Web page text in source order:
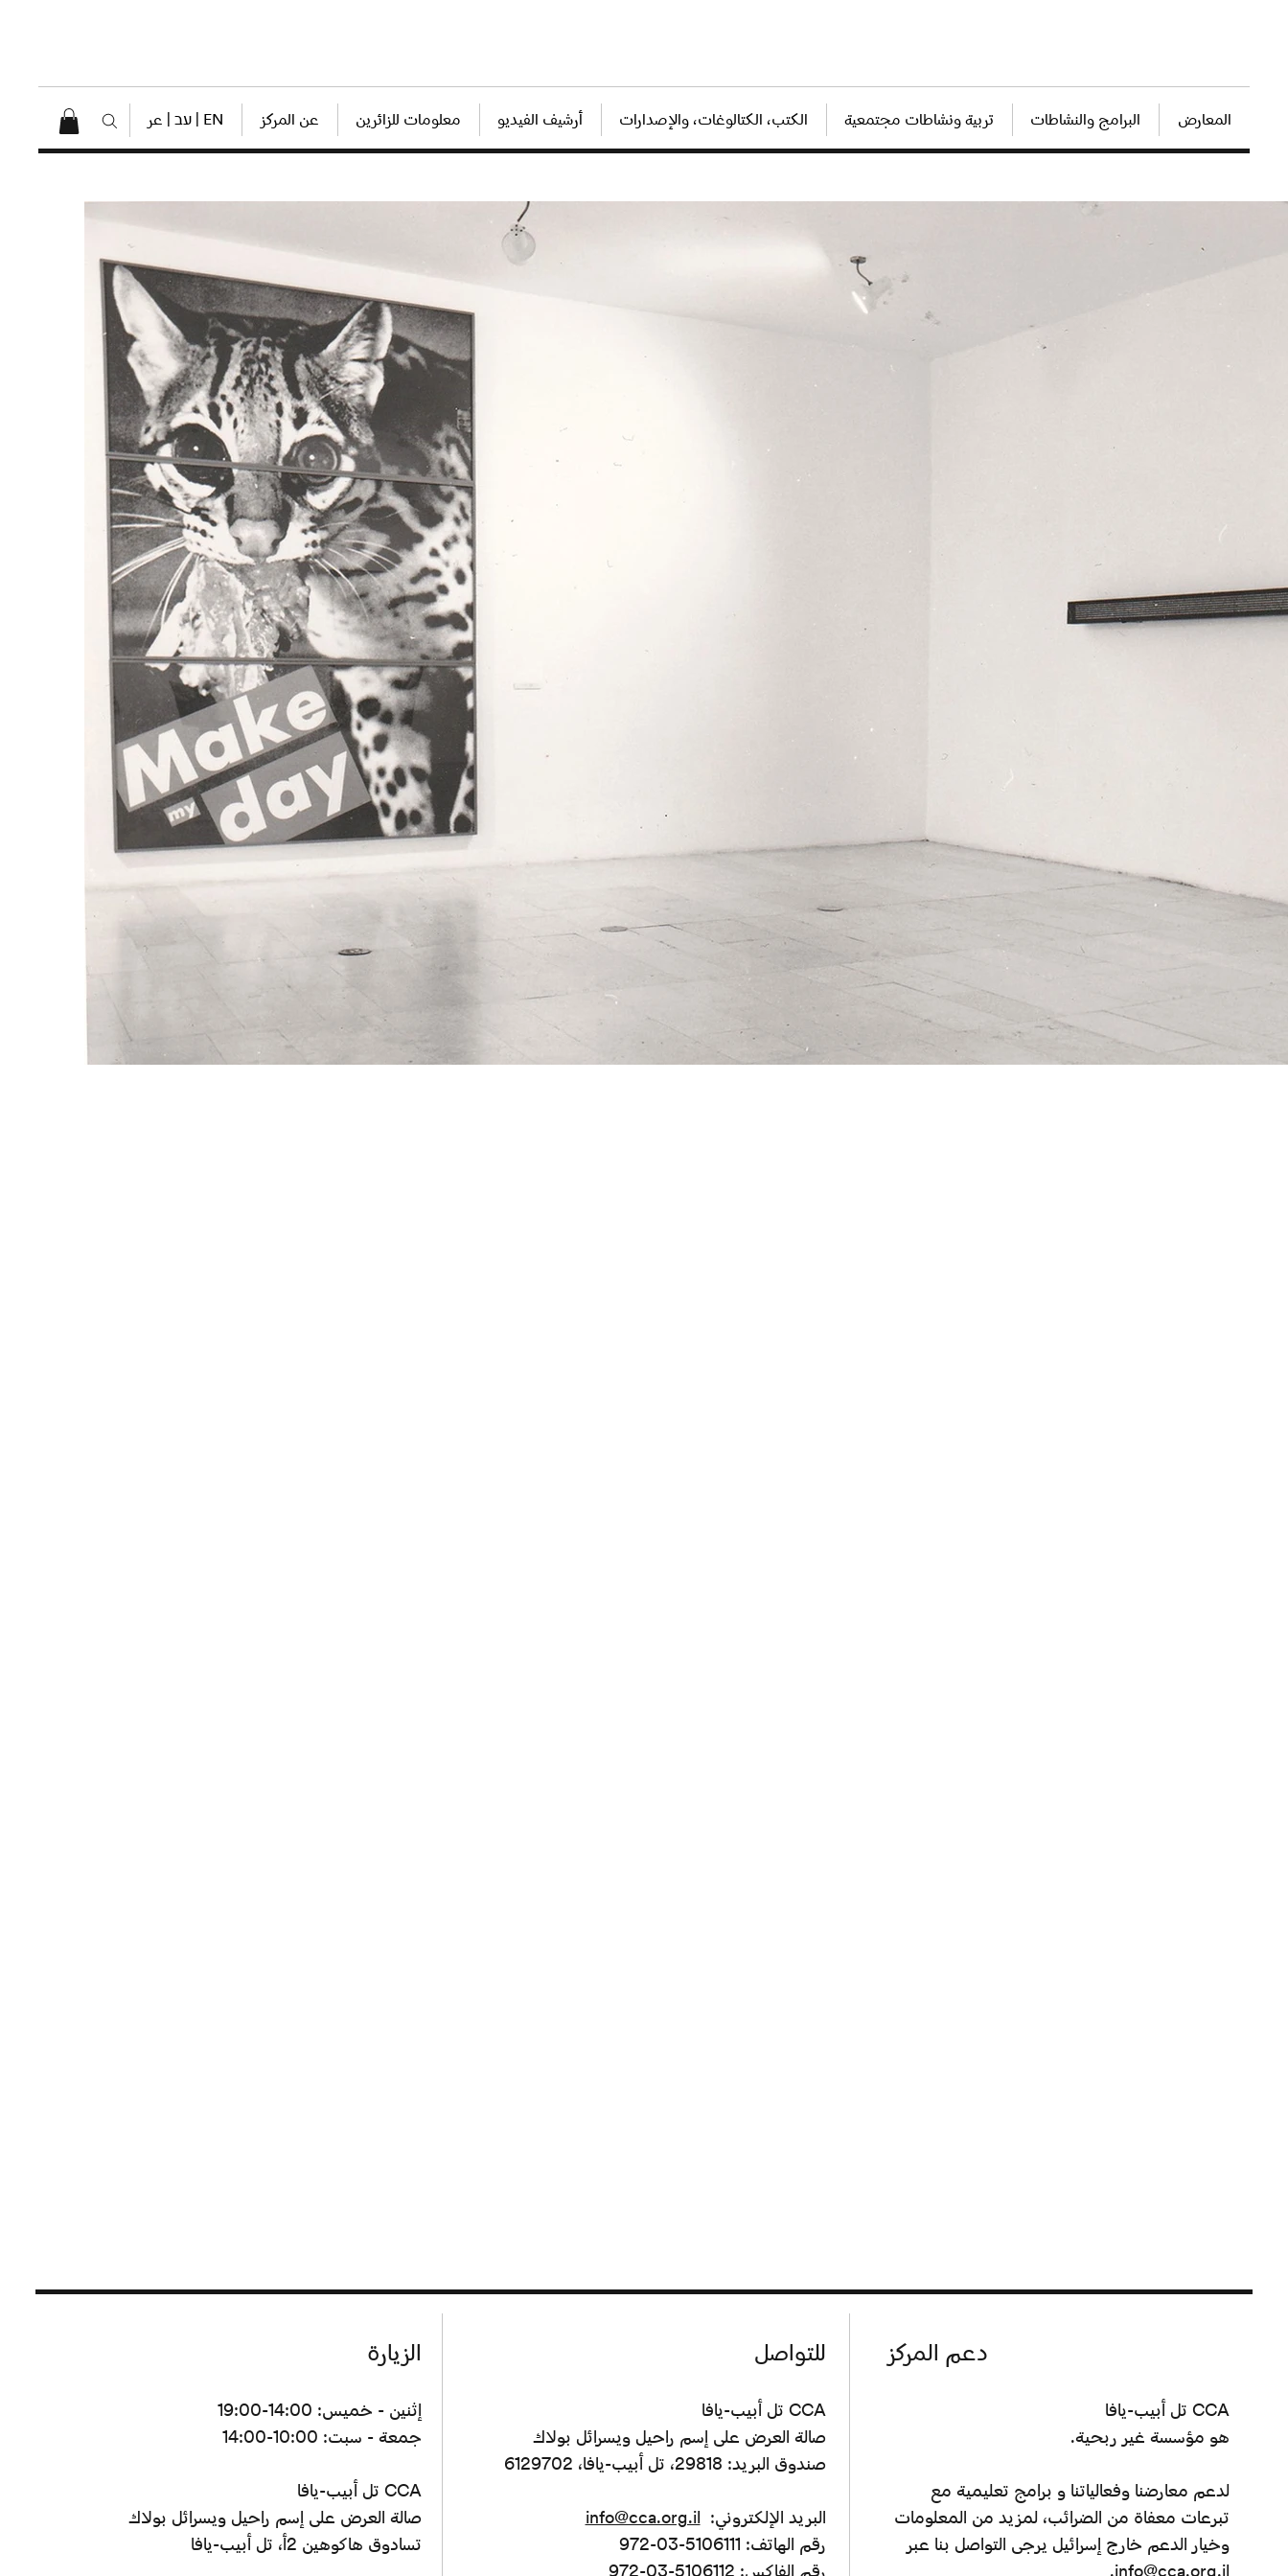
المعارض البرامج والنشاطات تربية ونشاطات مجتمعية الكتب، الكتالوغات، والإصدارات أرشيف الفيديو معلومات للزائرين عن المركز EN | עב | عر
الزيارة
إثنين - خميس: 14:00-19:00
جمعة - سبت: 10:00-14:00
CCA تل أبيب-يافا
صالة العرض على إسم راحيل ويسرائل بولاك
تسادوق هاكوهين 2أ، تل أبيب-يافا
للتواصل
CCA تل أبيب-يافا
صالة العرض على إسم راحيل ويسرائل بولاك
صندوق البريد: 29818، تل أبيب-يافا، 6129702
البريد الإلكتروني: info@cca.org.il
رقم الهاتف: 5106111-03-972
رقم الفاكس: 5106112-03-972
دعم المركز
CCA تل أبيب-يافا
هو مؤسسة غير ربحية.
لدعم معارضنا وفعالياتنا و برامج تعليمية مع
تبرعات معفاة من الضرائب، لمزيد من المعلومات
وخيار الدعم خارج إسرائيل يرجى التواصل بنا عبر
info@cca.org.il.